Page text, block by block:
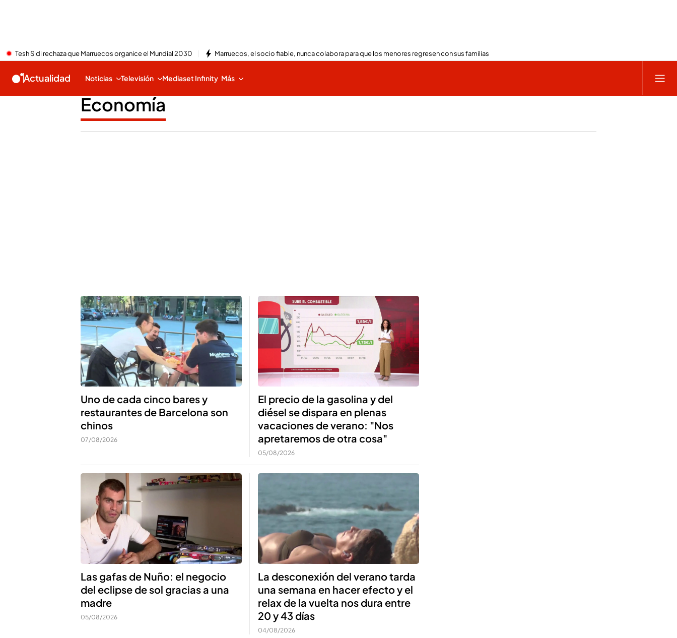
Tesh Sidi rechaza que Marruecos organice el Mundial 2030 Marruecos, el socio fiable, nunca colabora para que los menores regresen con sus familias
Actualidad Noticias Televisión Mediaset Infinity Más
Economía
Uno de cada cinco bares y
restaurantes de Barcelona son
chinos
07/08/2026
El precio de la gasolina y del
diésel se dispara en plenas
vacaciones de verano: "Nos
apretaremos de otra cosa"
05/08/2026
Las gafas de Nuño: el negocio
del eclipse de sol gracias a una
madre
05/08/2026
La desconexión del verano tarda
una semana en hacer efecto y el
relax de la vuelta nos dura entre
20 y 43 días
04/08/2026